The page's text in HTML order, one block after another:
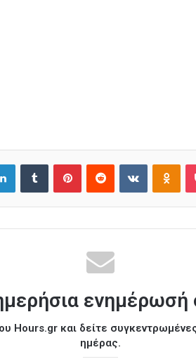
ενημέρωσή
Hours.gr και δείτε
ημέρας.